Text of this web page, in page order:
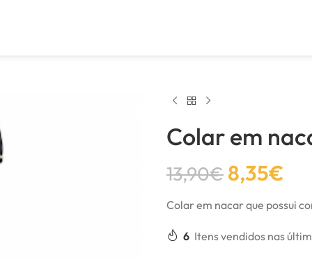
Colar em
13,90€ 8,35€
Colar em nacar que possui
6 Itens vendidos nas